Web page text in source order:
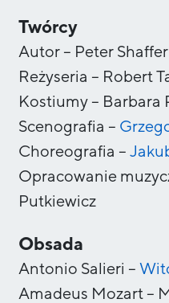
Twórcy
Autor– Peter Shaffer
Reżyseria – Robert
Kostiumy– Barbara
Scenografia –
Choreografia –
Opracowanie
Putkiewicz
Obsada
Antonio Salieri –
Amadeus Mozart –